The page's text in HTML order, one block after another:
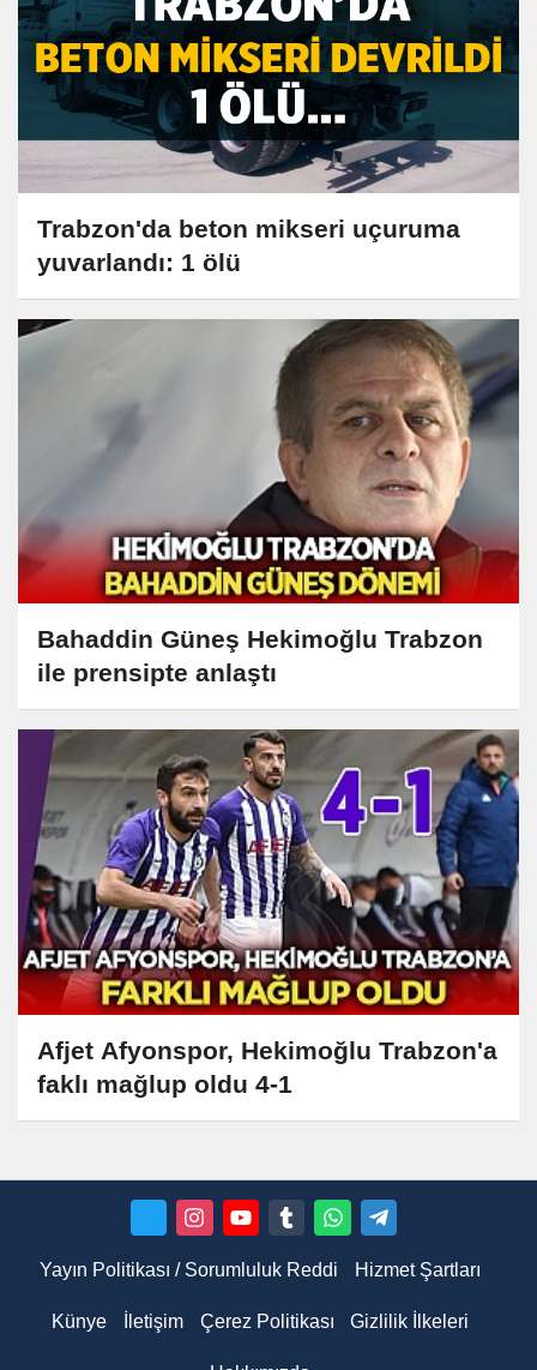
Trabzon'da beton mikseri uçuruma
yuvarlandı: 1 ölü
Bahaddin Güneş Hekimoğlu Trabzon
ile prensipte anlaştı
Afjet Afyonspor, Hekimoğlu Trabzon'a
faklı mağlup oldu 4-1
Yayın Politikası / Sorumluluk Reddi Hizmet Şartları
Künye İletişim Çerez Politikası Gizlilik İlkeleri